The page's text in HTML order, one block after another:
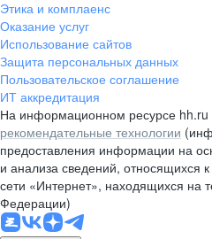
Этика и комплаенс
Оказание услуг
Использование сайтов
Защита персональных данных
Пользовательское соглашение
ИТ аккредитация
На информационном ресурсе hh.ru
рекомендательные технологии
предоставления информации на
и анализа сведений, относящихся
сети «Интернет», находящихся на
Федерации)